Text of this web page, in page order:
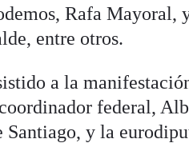
Rafa Mayoral,
entre otros.
a la
federal,
Santiago, y la